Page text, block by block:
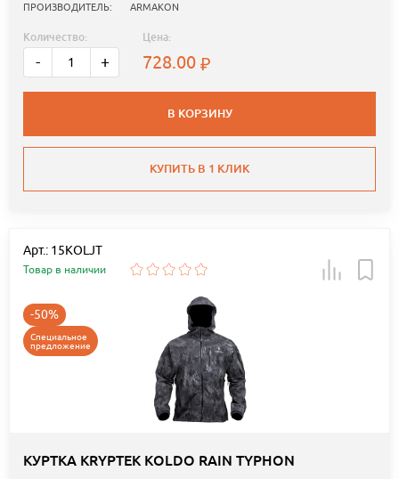
ПРОИЗВОДИТЕЛЬ: ARMAKON
Количество:
- +
Цена:
728.00
В КОРЗИНУ
КУПИТЬ В 1 КЛИК
Арт.: 15KOLJT
Товар в наличии
-50%
Специальное
предложение
КУРТКА KRYPTEK KOLDO RAIN TYPHON